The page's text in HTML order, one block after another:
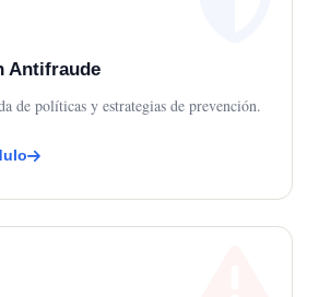
Antifraude
de políticas y estrategias de prevención.